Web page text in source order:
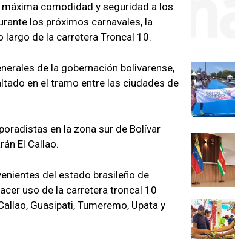
máxima comodidad y seguridad a los
los próximos carnavales, la
de la carretera Troncal 10.
de la gobernación bolivarense,
en el tramo entre las ciudades de
en la zona sur de Bolívar
El Callao.
del estado brasileño de
uso de la carretera troncal 10
Guasipati, Tumeremo, Upata y